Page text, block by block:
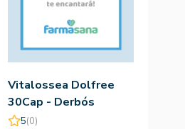
Vitalossea Dolfree
30Cap - Derbós
5(0)